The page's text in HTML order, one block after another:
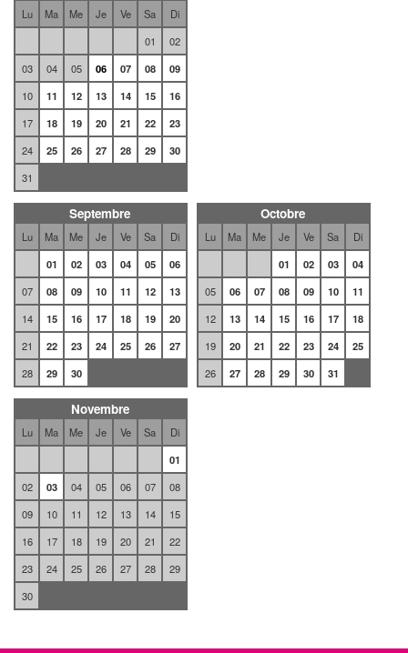
Lu Ma Me Je Ve Sa
Di
01
02
03
04 05 06 07 08
09
10
11 12 13 14 15
16
17
18 19 20 21 22
23
24
25 26 27 28 29
30
31
Septembre
Lu Ma Me Je Ve Sa
Di
01
02 03 04 05
06
07
08 09 10 11 12
13
14
15 16 17 18 19
20
21
22 23 24 25 26
27
28
29 30
Octobre
Lu Ma Me Je Ve Sa
Di
01
02 03
04
05
06 07 08 09 10
11
12
13 14 15 16 17
18
19
20 21 22 23 24
25
26
27 28 29 30 31
Novembre
Lu Ma Me Je Ve Sa
Di
01
02
03 04 05 06 07
08
09
10 11 12 13 14
15
16
17 18 19 20 21
22
23
24 25 26 27 28
29
30